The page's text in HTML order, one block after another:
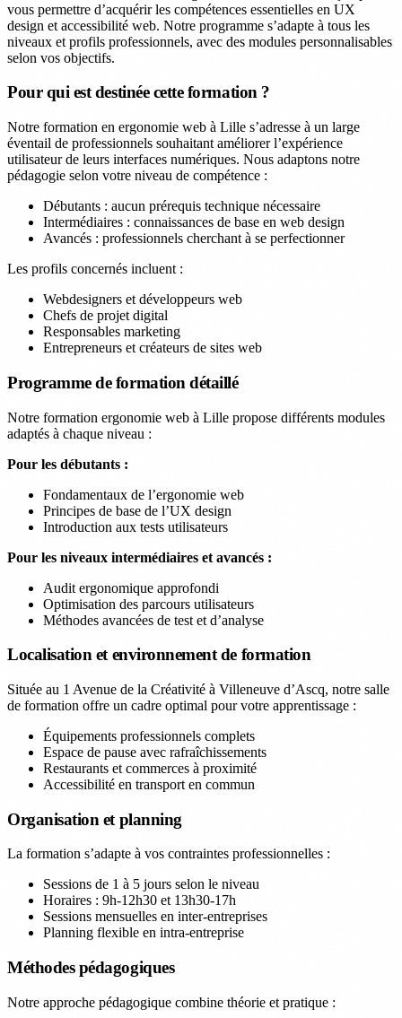
vous permettre d’acquérir les compétences essentielles en UX
design et accessibilité web. Notre programme s’adapte à tous les
niveaux et profils professionnels, avec des modules personnalisables
selon vos objectifs.
Pour qui est destinée cette formation ?
Notre formation en ergonomie web à Lille s’adresse à un large
éventail de professionnels souhaitant améliorer l’expérience
utilisateur de leurs interfaces numériques. Nous adaptons notre
pédagogie selon votre niveau de compétence :
Débutants : aucun prérequis technique nécessaire
Intermédiaires : connaissances de base en web design
Avancés : professionnels cherchant à se perfectionner
Les profils concernés incluent :
Webdesigners et développeurs web
Chefs de projet digital
Responsables marketing
Entrepreneurs et créateurs de sites web
Programme de formation détaillé
Notre formation ergonomie web à Lille propose différents modules
adaptés à chaque niveau :
Pour les débutants :
Fondamentaux de l’ergonomie web
Principes de base de l’UX design
Introduction aux tests utilisateurs
Pour les niveaux intermédiaires et avancés :
Audit ergonomique approfondi
Optimisation des parcours utilisateurs
Méthodes avancées de test et d’analyse
Localisation et environnement de formation
Située au 1 Avenue de la Créativité à Villeneuve d’Ascq, notre salle
de formation offre un cadre optimal pour votre apprentissage :
Équipements professionnels complets
Espace de pause avec rafraîchissements
Restaurants et commerces à proximité
Accessibilité en transport en commun
Organisation et planning
La formation s’adapte à vos contraintes professionnelles :
Sessions de 1 à 5 jours selon le niveau
Horaires : 9h-12h30 et 13h30-17h
Sessions mensuelles en inter-entreprises
Planning flexible en intra-entreprise
Méthodes pédagogiques
Notre approche pédagogique combine théorie et pratique :